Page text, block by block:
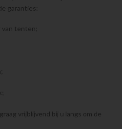
garanties:
van tenten;
vrijblijvend bij u langs om de